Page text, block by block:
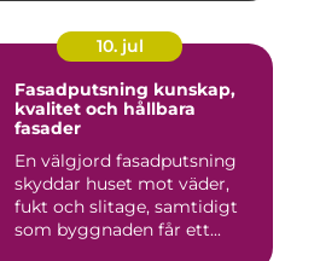
10. jul
Fasadputsning kunskap,
kvalitet och hållbara
fasader
En välgjord fasadputsning
skyddar huset mot väder,
fukt och slitage, samtidigt
som byggnaden får ett...